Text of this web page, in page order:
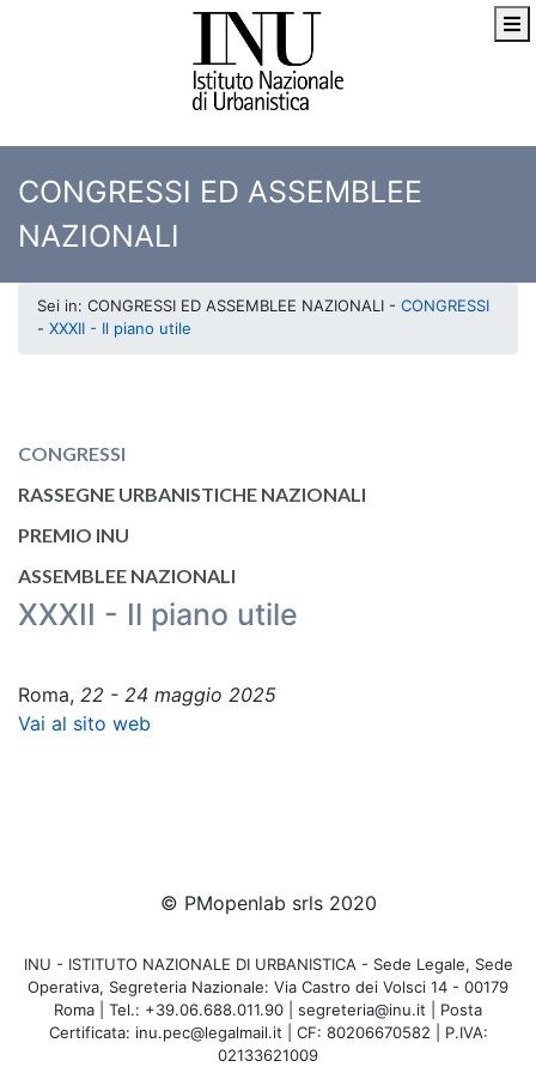
CONGRESSI ED ASSEMBLEE
NAZIONALI
Sei in: CONGRESSI ED ASSEMBLEE NAZIONALI - CONGRESSI
- XXXII - Il piano utile
CONGRESSI
RASSEGNE URBANISTICHE NAZIONALI
PREMIO INU
ASSEMBLEE NAZIONALI
XXXII - Il piano utile
Roma, 22 - 24 maggio 2025
Vai al sito web
© PMopenlab srls 2020
INU - ISTITUTO NAZIONALE DI URBANISTICA - Sede Legale, Sede
Operativa, Segreteria Nazionale: Via Castro dei Volsci 14 - 00179
Roma | Tel.: +39.06.688.011.90 | segreteria@inu.it | Posta
Certificata: inu.pec@legalmail.it | CF: 80206670582 | P.IVA:
02133621009